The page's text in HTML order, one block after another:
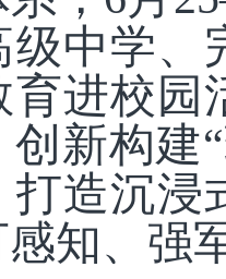
级中学、
育进校园
新构建
打造沉浸
感知、强